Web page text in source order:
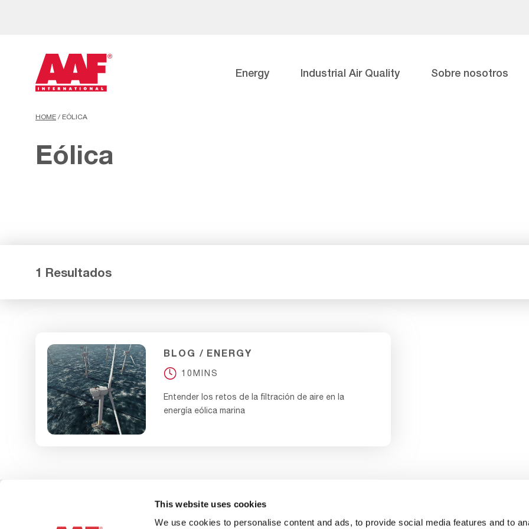
This website uses cookies
We use cookies to personalise content and ads, to provide social media features and to
Energy Industrial Air Quality Sobre nosotros
HOME / EÓLICA
Eólica
1 Resultados
BLOG ENERGY
10MINS
Entender los retos de la filtración de aire en la
energía eólica marina
Contacte con nosotros Sobre nosotros Carreras profesionales